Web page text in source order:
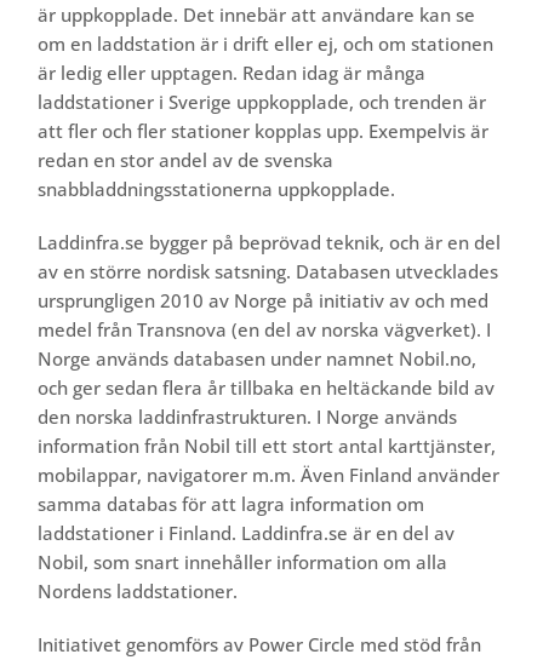
är uppkopplade. Det innebär att användare kan se
om en laddstation är i drift eller ej, och om stationen
är ledig eller upptagen. Redan idag är många
laddstationer i Sverige uppkopplade, och trenden är
att fler och fler stationer kopplas upp. Exempelvis är
redan en stor andel av de svenska
snabbladdningsstationerna uppkopplade.
Laddinfra.se bygger på beprövad teknik, och är en del
av en större nordisk satsning. Databasen utvecklades
ursprungligen 2010 av Norge på initiativ av och med
medel från Transnova (en del av norska vägverket). I
Norge används databasen under namnet Nobil.no,
och ger sedan flera år tillbaka en heltäckande bild av
den norska laddinfrastrukturen. I Norge används
information från Nobil till ett stort antal karttjänster,
mobilappar, navigatorer m.m. Även Finland använder
samma databas för att lagra information om
laddstationer i Finland. Laddinfra.se är en del av
Nobil, som snart innehåller information om alla
Nordens laddstationer.
Initiativet genomförs av Power Circle med stöd från